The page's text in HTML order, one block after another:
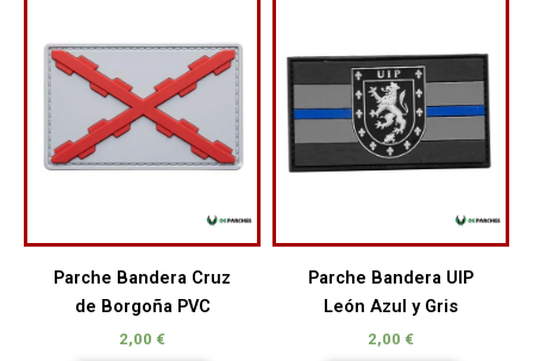
Parche Bandera Cruz
de Borgoña PVC
2,00 €
Parche Bandera UIP
León Azul y Gris
2,00 €